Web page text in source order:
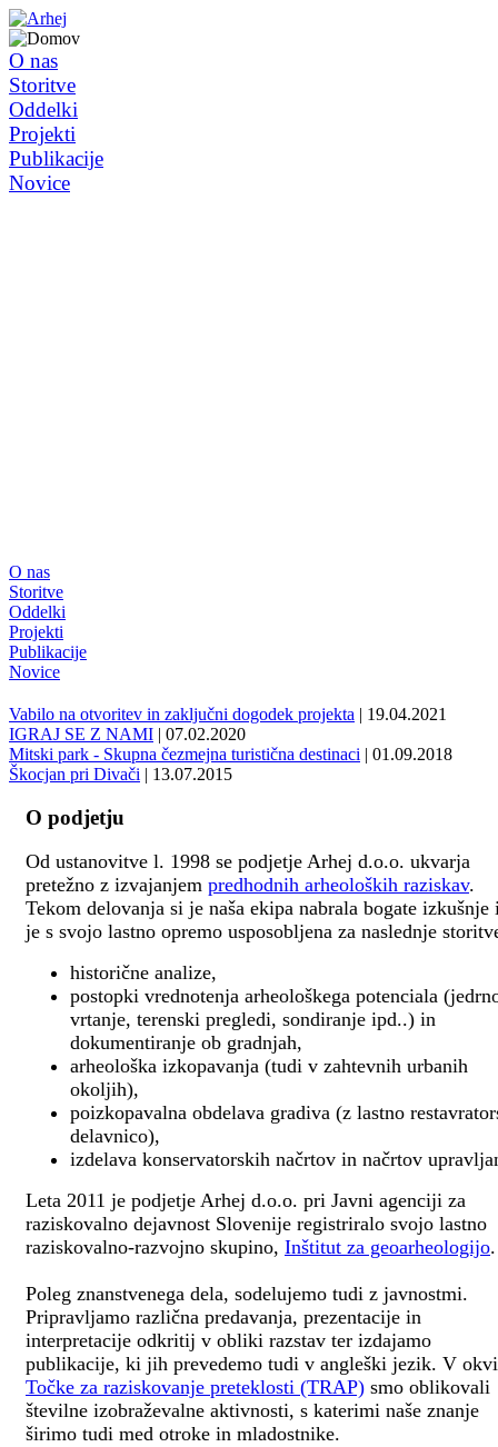
O nas
Storitve
Oddelki
Projekti
Publikacije
Novice
O nas
Storitve
Oddelki
Projekti
Publikacije
Novice
Vabilo na otvoritev in zaključni dogodek projekta | 19.04.2021
IGRAJ SE Z NAMI | 07.02.2020
Mitski park - Skupna čezmejna turistična destinaci | 01.09.2018
Škocjan pri Divači | 13.07.2015
O podjetju
Od ustanovitve l. 1998 se podjetje Arhej d.o.o. ukvarja
pretežno z izvajanjem predhodnih arheoloških raziskav.
Tekom delovanja si je naša ekipa nabrala bogate izkušnje
je s svojo lastno opremo usposobljena za naslednje
historične analize,
postopki vrednotenja arheološkega potenciala
vrtanje, terenski pregledi, sondiranje ipd..) in
dokumentiranje ob gradnjah,
arheološka izkopavanja (tudi v zahtevnih urbanih
okoljih),
poizkopavalna obdelava gradiva (z lastno
delavnico),
izdelava konservatorskih načrtov in načrtov
Leta 2011 je podjetje Arhej d.o.o. pri Javni agenciji za
raziskovalno dejavnost Slovenije registriralo svojo lastno
raziskovalno-razvojno skupino, Inštitut za geoarheologijo.
Poleg znanstvenega dela, sodelujemo tudi z javnostmi.
Pripravljamo različna predavanja, prezentacije in
interpretacije odkritij v obliki razstav ter izdajamo
publikacije, ki jih prevedemo tudi v angleški jezik. V
Točke za raziskovanje preteklosti (TRAP) smo oblikovali
številne izobraževalne aktivnosti, s katerimi naše znanje
širimo tudi med otroke in mladostnike.